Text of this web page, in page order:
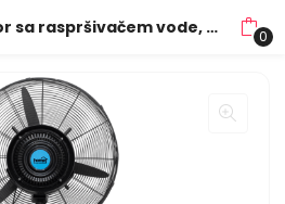
home Ventilator sa raspršivačem vode, centrifugalni, 300 W – CMF 64 0